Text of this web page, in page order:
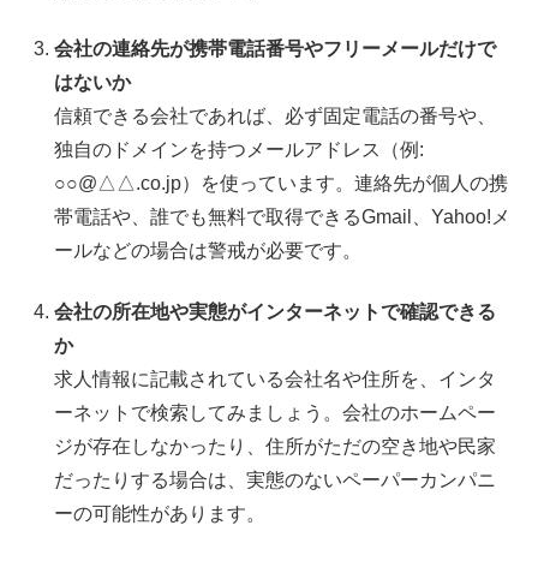
会社の連絡先が携帯電話番号やフリーメールだけで
はないか
信頼できる会社であれば、必ず固定電話の番号や、
独自のドメインを持つメールアドレス（例:
○○@△△.co.jp）を使っています。連絡先が個人の携
帯電話や、誰でも無料で取得できるGmail、Yahoo!メ
ールなどの場合は警戒が必要です。
会社の所在地や実態がインターネットで確認できる
か
求人情報に記載されている会社名や住所を、インタ
ーネットで検索してみましょう。会社のホームペー
ジが存在しなかったり、住所がただの空き地や民家
だったりする場合は、実態のないペーパーカンパニ
ーの可能性があります。